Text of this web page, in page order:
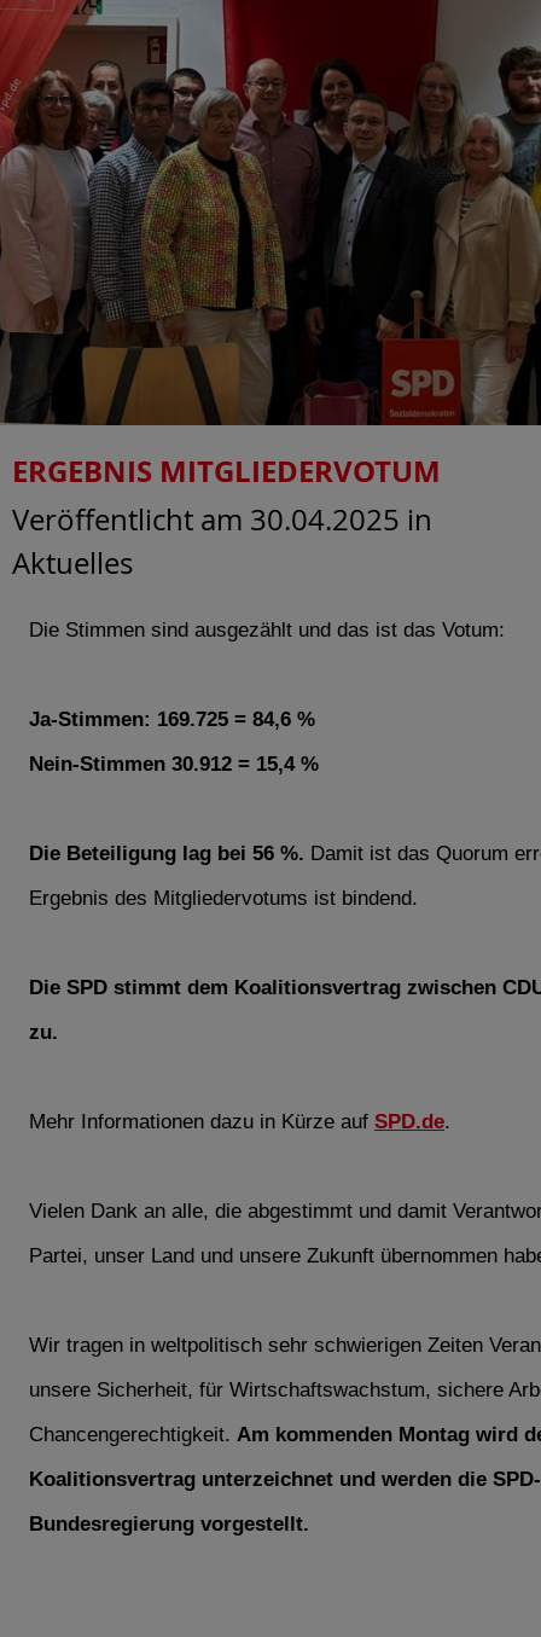
ERGEBNIS MITGLIEDERVOTUM
Veröffentlicht am 30.04.2025 in
Aktuelles
Die Stimmen sind ausgezählt und das ist das Votum:
Ja-Stimmen: 169.725 = 84,6 %
Nein-Stimmen 30.912 = 15,4 %
Die Beteiligung lag bei 56 %. Damit ist das Quorum
Ergebnis des Mitgliedervotums ist bindend.
Die SPD stimmt dem Koalitionsvertrag zwischen
zu.
Mehr Informationen dazu in Kürze auf SPD.de.
Vielen Dank an alle, die abgestimmt und damit
Partei, unser Land und unsere Zukunft übernommen
Wir tragen in weltpolitisch sehr schwierigen Zeiten
unsere Sicherheit, für Wirtschaftswachstum, sichere
Chancengerechtigkeit. Am kommenden Montag wird
Koalitionsvertrag unterzeichnet und werden die
Bundesregierung vorgestellt.